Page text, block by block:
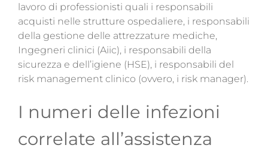
lavoro di professionisti quali i responsabili
acquisti nelle strutture ospedaliere, i responsabili
della gestione delle attrezzature mediche,
Ingegneri clinici (Aiic), i responsabili della
sicurezza e dell’igiene (HSE), i responsabili del
risk management clinico (ovvero, i risk manager).
I numeri delle infezioni
correlate all’assistenza